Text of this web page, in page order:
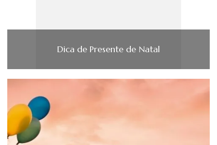
Dica de Presente de Natal